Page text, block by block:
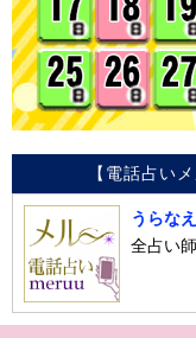
【電話占い
うらな
全占い師